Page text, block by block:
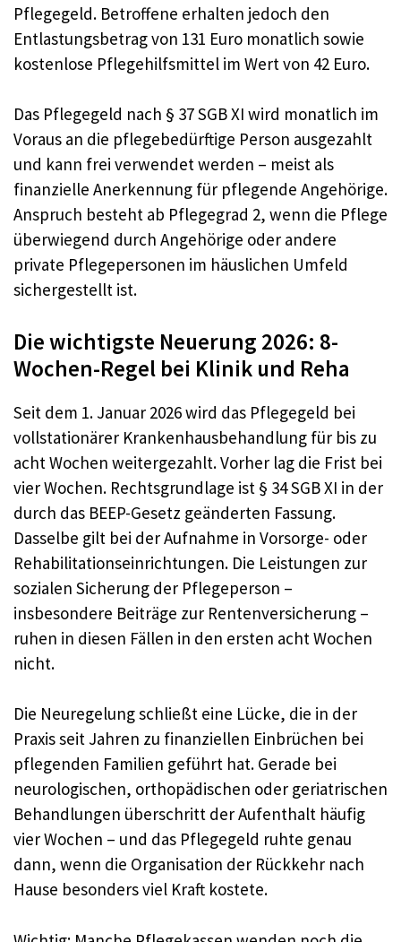
Pflegegeld. Betroffene erhalten jedoch den
Entlastungsbetrag von 131 Euro monatlich sowie
kostenlose Pflegehilfsmittel im Wert von 42 Euro.
Das Pflegegeld nach § 37 SGB XI wird monatlich im
Voraus an die pflegebedürftige Person ausgezahlt
und kann frei verwendet werden – meist als
finanzielle Anerkennung für pflegende Angehörige.
Anspruch besteht ab Pflegegrad 2, wenn die Pflege
überwiegend durch Angehörige oder andere
private Pflegepersonen im häuslichen Umfeld
sichergestellt ist.
Die wichtigste Neuerung 2026: 8-
Wochen-Regel bei Klinik und Reha
Seit dem 1. Januar 2026 wird das Pflegegeld bei
vollstationärer Krankenhausbehandlung für bis zu
acht Wochen weitergezahlt. Vorher lag die Frist bei
vier Wochen. Rechtsgrundlage ist § 34 SGB XI in der
durch das BEEP-Gesetz geänderten Fassung.
Dasselbe gilt bei der Aufnahme in Vorsorge- oder
Rehabilitationseinrichtungen. Die Leistungen zur
sozialen Sicherung der Pflegeperson –
insbesondere Beiträge zur Rentenversicherung –
ruhen in diesen Fällen in den ersten acht Wochen
nicht.
Die Neuregelung schließt eine Lücke, die in der
Praxis seit Jahren zu finanziellen Einbrüchen bei
pflegenden Familien geführt hat. Gerade bei
neurologischen, orthopädischen oder geriatrischen
Behandlungen überschritt der Aufenthalt häufig
vier Wochen – und das Pflegegeld ruhte genau
dann, wenn die Organisation der Rückkehr nach
Hause besonders viel Kraft kostete.